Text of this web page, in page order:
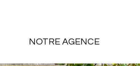
NOTRE AGENCE